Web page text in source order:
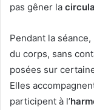
pas gêner la
Pendant la
du corps, sans
posées sur
Elles
participent à l’